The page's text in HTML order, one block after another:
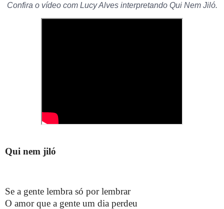
Confira o vídeo com Lucy Alves interpretando Qui Nem Jiló.
Qui nem jiló
Se a gente lembra só por lembrar
O amor que a gente um dia perdeu